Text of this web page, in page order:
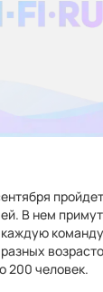
В нем
200 человек.